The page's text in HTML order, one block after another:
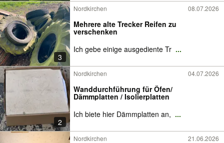
3
Nordkirchen 08.07.2026
Mehrere alte Trecker Reifen zu
verschenken
Ich gebe einige ausgediente Tr ...
2
Nordkirchen 04.07.2026
Wanddurchführung für Öfen/
Dämmplatten / Isolierplatten
Ich biete hier Dämmplatten an, ...
Nordkirchen 21.06.2026